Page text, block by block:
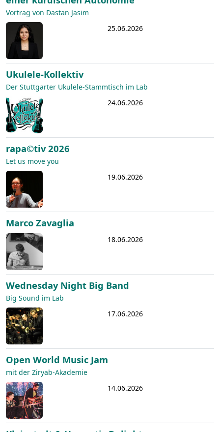
Vortrag von Dastan Jasim
25.06.2026
Ukulele-Kollektiv
Der Stuttgarter Ukulele-Stammtisch im Lab
24.06.2026
rapa©tiv 2026
Let us move you
19.06.2026
Marco Zavaglia
18.06.2026
Wednesday Night Big Band
Big Sound im Lab
17.06.2026
Open World Music Jam
mit der Ziryab-Akademie
14.06.2026